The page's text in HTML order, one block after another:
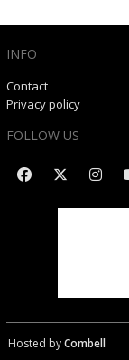
INFO
Contact
Privacy policy
FOLLOW US
Hosted byCombell